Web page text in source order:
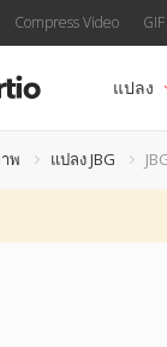
Compress Video
แปลง
พ แปลง JBG